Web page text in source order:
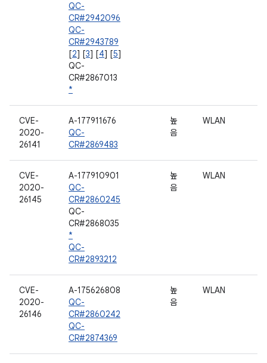
QC-
CR#2942096
QC-
CR#2943789
[2] [3] [4] [5]
QC-
CR#2867013
*
CVE-
2020-
26141
A-177911676
QC-
CR#2869483
높
음
WLAN
CVE-
2020-
26145
A-177910901
QC-
CR#2860245
QC-
CR#2868035
*
QC-
CR#2893212
높
음
WLAN
CVE-
2020-
26146
A-175626808
QC-
CR#2860242
QC-
CR#2874369
높
음
WLAN